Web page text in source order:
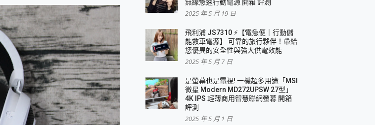
無線急速行動電源 開箱 評測
2025 年 5 月 19 日
飛利浦 JS7310 ⚡【電急便｜行動儲
能救車電源】 可靠的旅行夥伴！帶給
您優異的安全性與強大供電效能
2025 年 5 月 7 日
是螢幕也是電視! 一機超多用途「MSI
微星 Modern MD272UPSW 27型」
4K IPS 輕薄商用智慧聯網螢幕 開箱
評測
2025 年 5 月 1 日